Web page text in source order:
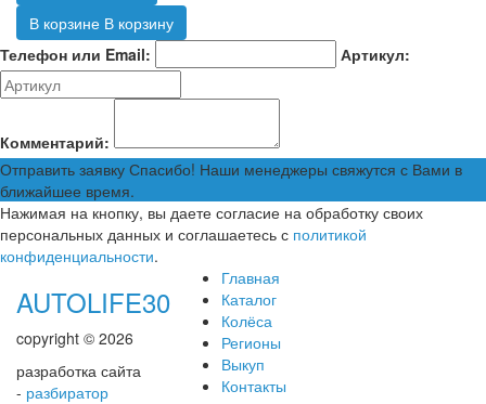
В корзине В корзину
Телефон или Email:
Артикул:
Комментарий:
Отправить заявку Спасибо! Наши менеджеры свяжутся с Вами в
ближайшее время.
Нажимая на кнопку, вы даете согласие на обработку своих
персональных данных и соглашаетесь с политикой
конфиденциальности.
AUTOLIFE30
copyright © 2026
разработка сайта
- разбиратор
Главная
Каталог
Колёса
Регионы
Выкуп
Контакты